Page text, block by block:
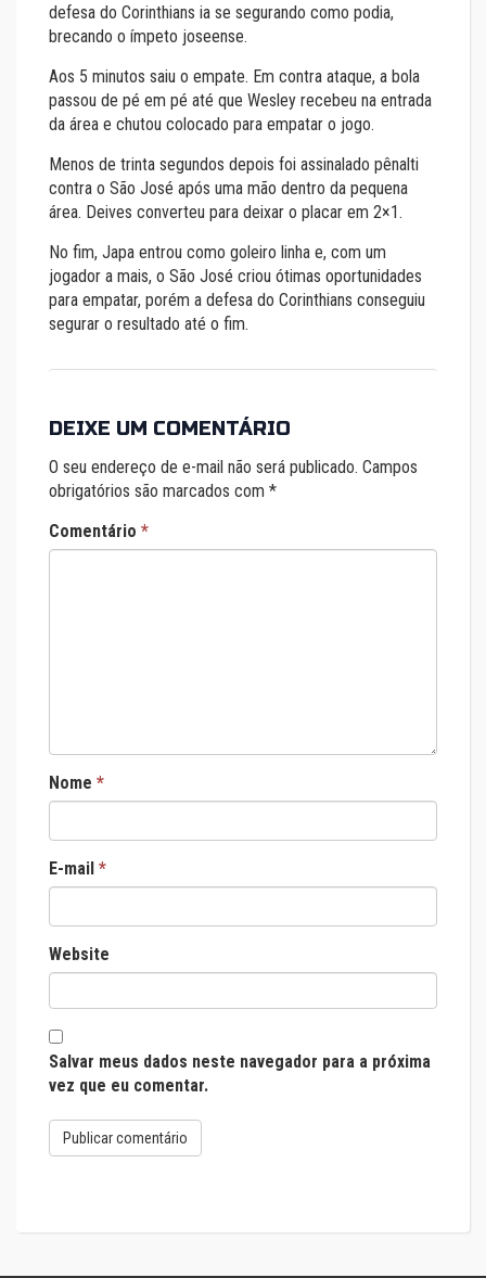
defesa do Corinthians ia se segurando como podia,
brecando o ímpeto joseense.
Aos 5 minutos saiu o empate. Em contra ataque, a bola
passou de pé em pé até que Wesley recebeu na entrada
da área e chutou colocado para empatar o jogo.
Menos de trinta segundos depois foi assinalado pênalti
contra o São José após uma mão dentro da pequena
área. Deives converteu para deixar o placar em 2×1.
No fim, Japa entrou como goleiro linha e, com um
jogador a mais, o São José criou ótimas oportunidades
para empatar, porém a defesa do Corinthians conseguiu
segurar o resultado até o fim.
DEIXE UM COMENTÁRIO
O seu endereço de e-mail não será publicado. Campos
obrigatórios são marcados com *
Comentário *
Nome *
E-mail *
Website
Salvar meus dados neste navegador para a próxima
vez que eu comentar.